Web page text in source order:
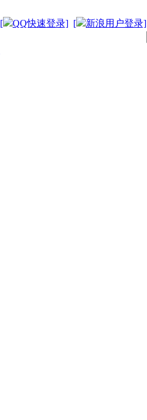
[ QQ快速登录] [ 新浪用户登录]